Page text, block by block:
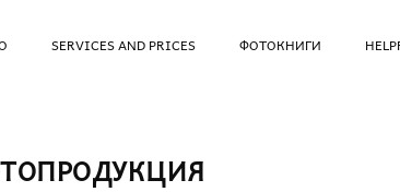
SERVICES AND PRICES ФОТОКНИГИ